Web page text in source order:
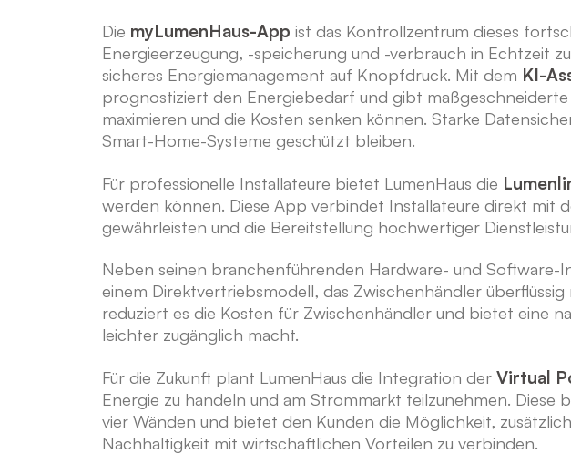
Die myLumenHaus-App ist das Kontrollzentrum dieses
Energieerzeugung, -speicherung und -verbrauch in Echtzeit
sicheres Energiemanagement auf Knopfdruck. Mit dem KI-
prognostiziert den Energiebedarf und gibt
maximieren und die Kosten senken können. Starke
Smart-Home-Systeme geschützt bleiben.
Für professionelle Installateure bietet LumenHaus die
werden können. Diese App verbindet Installateure direkt mit
gewährleisten und die Bereitstellung hochwertiger
Neben seinen branchenführenden Hardware- und Software-
einem Direktvertriebsmodell, das Zwischenhändler
reduziert es die Kosten für Zwischenhändler und bietet eine
leichter zugänglich macht.
Für die Zukunft plant LumenHaus die Integration der Virtual
Energie zu handeln und am Strommarkt teilzunehmen.
vier Wänden und bietet den Kunden die Möglichkeit,
Nachhaltigkeit mit wirtschaftlichen Vorteilen zu verbinden.